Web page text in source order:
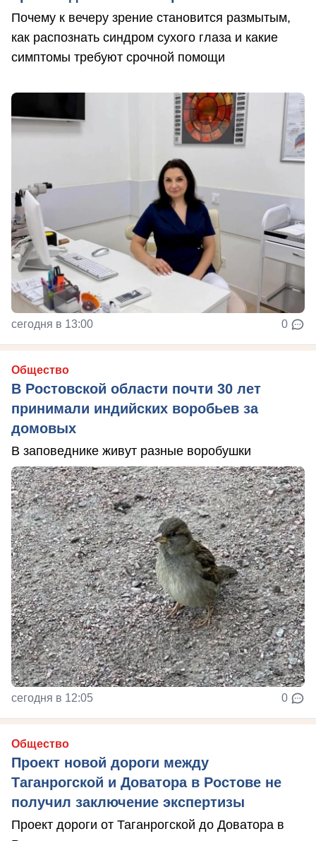
Почему к вечеру зрение становится размытым,
как распознать синдром сухого глаза и какие
симптомы требуют срочной помощи
сегодня в 13:00 0
Общество
В Ростовской области почти 30 лет
принимали индийских воробьев за
домовых
В заповеднике живут разные воробушки
сегодня в 12:05 0
Общество
Проект новой дороги между
Таганрогской и Доватора в Ростове не
получил заключение экспертизы
Проект дороги от Таганрогской до Доватора в